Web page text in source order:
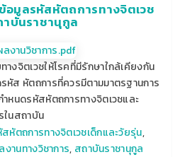
อมูลรหัสหัตถการทางจิตเวช
าบันราชานุกูล
งจิตเวชให้โรคที่มีรักษาใกล้เคียงกัน
หัส หัตถการที่ควรมีตามมาตรฐานการ
หนดรหัสหัตถการทางจิตเวชและ
ในสถาบัน
หัตถการทางจิตเวชเด็กและวัยรุ่น,
งานทางวิชาการ, สถาบันราชานุกูล